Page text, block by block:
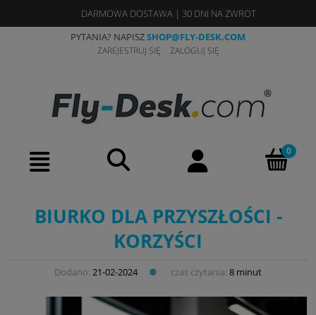
DARMOWA DOSTAWA | 30 DNI NA ZWROT
PYTANIA? NAPISZSHOP@FLY-DESK.COM
ZAREJESTRUJ SIĘ ZALOGUJ SIĘ
BIURKO DLA PRZYSZŁOŚCI -
KORZYŚCI
Dodano: 21-02-2024 czas czytania: 8 minut